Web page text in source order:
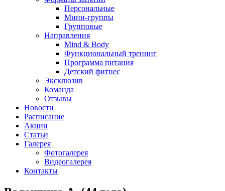
Персональные
Мини-группы
Групповые
Направления
Mind & Body
Функциональный тренинг
Программа питания
Детский фитнес
Эксклюзив
Команда
Отзывы
Новости
Расписание
Акции
Статьи
Галерея
Фотогалерея
Видеогалерея
Контакты